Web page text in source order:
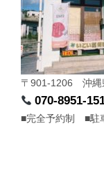
〒901-1206 沖縄
070-8951-
■完全予約制 ■駐